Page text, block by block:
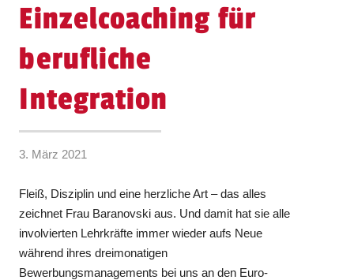
Einzelcoaching für
berufliche
Integration
3. März 2021
Fleiß, Disziplin und eine herzliche Art – das alles
zeichnet Frau Baranovski aus. Und damit hat sie alle
involvierten Lehrkräfte immer wieder aufs Neue
während ihres dreimonatigen
Bewerbungsmanagements bei uns an den Euro-